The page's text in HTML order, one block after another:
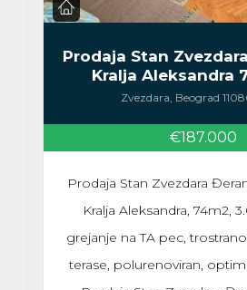
Prodaja Stan
Kralja Aleksandra
Zvezdara, Beograd
€187.000
Prodaja Stan Zvezdara
Kralja Aleksandra, 74m2,
grejanje na TA pec,
terase, polurenoviran,